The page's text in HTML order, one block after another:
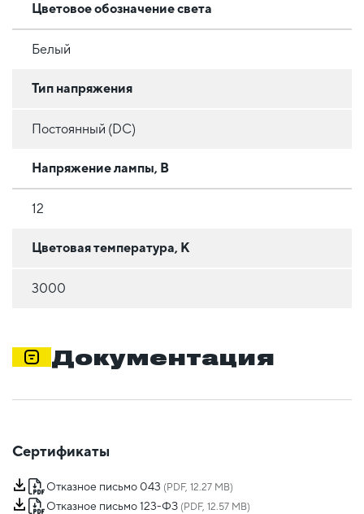
Цветовое обозначение света
Белый
Тип напряжения
Постоянный (DC)
Напряжение лампы, В
12
Цветовая температура, К
3000
Документация
Сертификаты
Отказное письмо 043 (PDF, 12.27 MB)
Отказное письмо 123-ФЗ (PDF, 12.57 MB)